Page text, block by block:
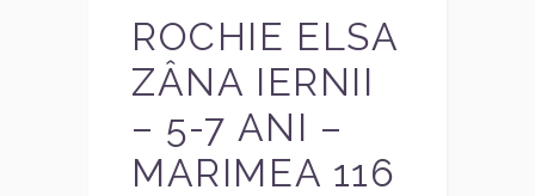
ROCHIE ELSA
ZÂNA IERNII
– 5-7 ANI –
MARIMEA 116